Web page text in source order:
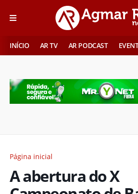
INÍCIO AR TV AR PODCAST
Página inicial
A abertura do X